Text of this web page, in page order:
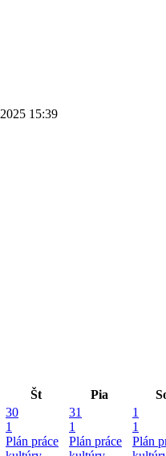
15:39
Št Pia
30
1
Plán práce
31
1
Plán práce
1
1
Plán